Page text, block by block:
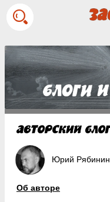
Юрий Рябинин
Об авторе